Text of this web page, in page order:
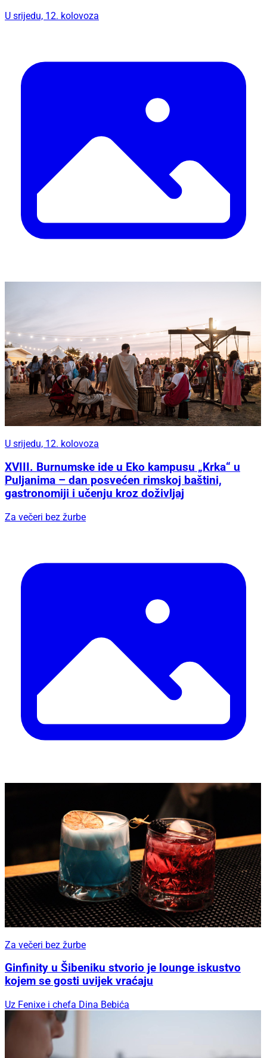
U srijedu, 12. kolovoza
U srijedu, 12. kolovoza
XVIII. Burnumske ide u Eko kampusu „Krka“ u
Puljanima – dan posvećen rimskoj baštini,
gastronomiji i učenju kroz doživljaj
Za večeri bez žurbe
Za večeri bez žurbe
Ginfinity u Šibeniku stvorio je lounge iskustvo
kojem se gosti uvijek vraćaju
Uz Fenixe i chefa Dina Bebića